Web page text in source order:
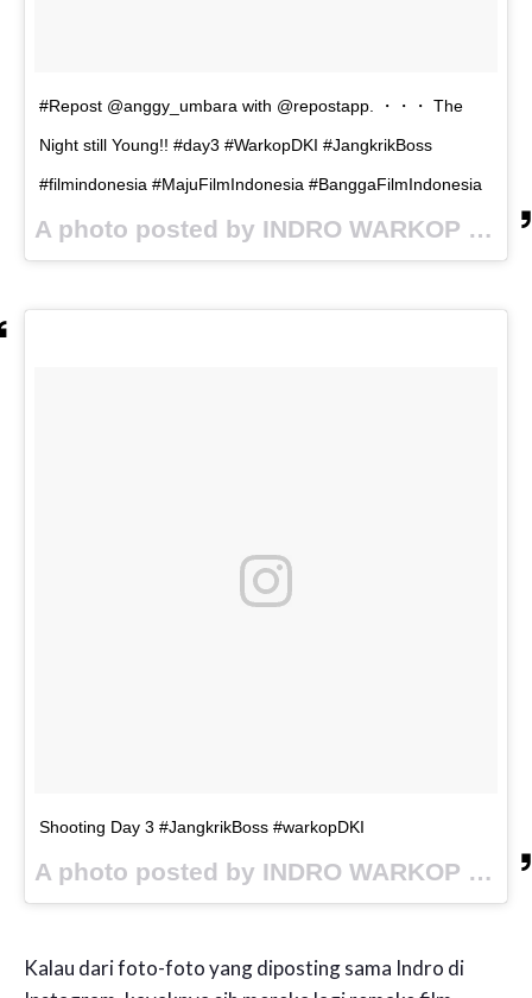
#Repost @anggy_umbara with @repostapp. ・・・ The
Night still Young!! #day3 #WarkopDKI #JangkrikBoss
#filmindonesia #MajuFilmIndonesia #BanggaFilmIndonesia
A photo posted by INDRO WARKOP (@indrowarkop_asli) on
Shooting Day 3 #JangkrikBoss #warkopDKI
A photo posted by INDRO WARKOP (@indrowarkop_asli) on
Kalau dari foto-foto yang diposting sama Indro di